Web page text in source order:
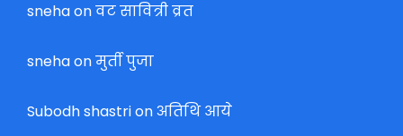
snehaonवट सावित्री व्रत
snehaonमुर्ती पुजा
Subodh shastrionअतिथि आये